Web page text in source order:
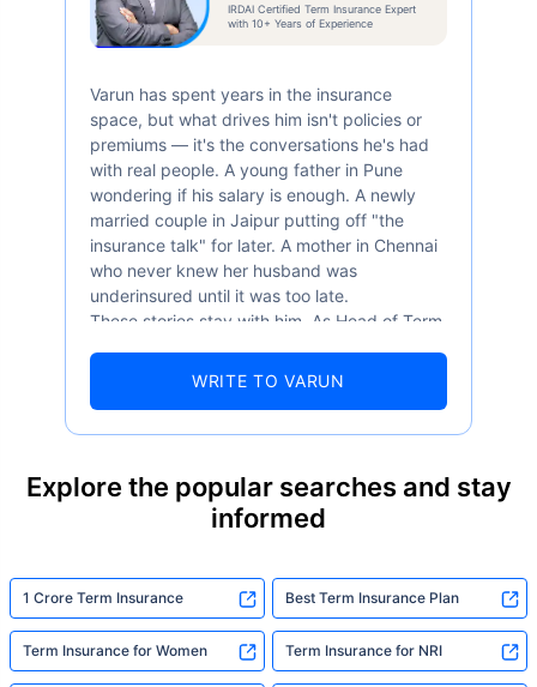
IRDAI Certified Term Insurance Expert
with 10+ Years of Experience
Varun has spent years in the insurance
space, but what drives him isn't policies or
premiums — it's the conversations he's had
with real people. A young father in Pune
wondering if his salary is enough. A newly
married couple in Jaipur putting off "the
insurance talk" for later. A mother in Chennai
who never knew her husband was
underinsured until it was too late.
These stories stay with him. As Head of Term
numbers well — 52.4% of Indians are aware
statistic, he sees a family that just needed
someone to sit with them, explain it simply,
built to do. In his words, "Most people aren't
avoiding protection — they're just waiting for
someone to make it easy. That's what we're
here for."
WRITE TO VARUN
Explore the popular searches and stay
informed
1 Crore Term Insurance Best Term Insurance Plan
Term Insurance for Women Term Insurance for NRI